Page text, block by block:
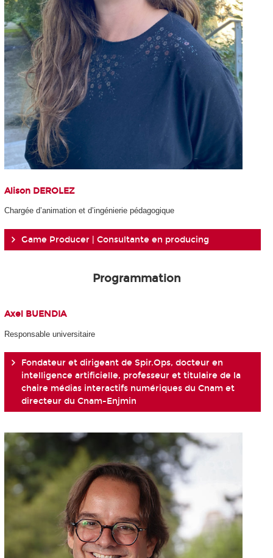
Alison DEROLEZ
Chargée d’animation et d’ingénierie pédagogique
Game Producer | Consultante en producing
Programmation
Axel BUENDIA
Responsable universitaire
Fondateur et dirigeant de Spir.Ops, docteur en
intelligence artificielle, professeur et titulaire de la
chaire médias interactifs numériques du Cnam et
directeur du Cnam-Enjmin